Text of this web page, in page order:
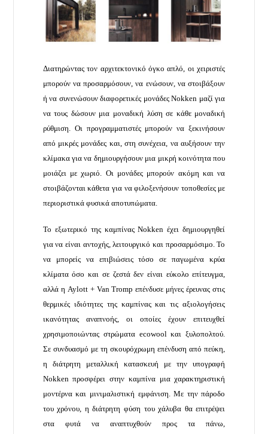
Διατηρώντας τον αρχιτεκτονικό όγκο απλό, οι χειριστές
μπορούν να προσαρμόσουν, να ενώσουν, να στοιβάξουν
ή να συνενώσουν διαφορετικές μονάδες Nokken μαζί για
να τους δώσουν μια μοναδική λύση σε κάθε μοναδική
ρύθμιση. Οι προγραμματιστές μπορούν να ξεκινήσουν
από μικρές μονάδες και, στη συνέχεια, να αυξήσουν την
κλίμακα για να δημιουργήσουν μια μικρή κοινότητα που
μοιάζει με χωριό. Οι μονάδες μπορούν ακόμη και να
στοιβάζονται κάθετα για να φιλοξενήσουν τοποθεσίες με
περιοριστικά φυσικά αποτυπώματα.
Το εξωτερικό της καμπίνας Nokken έχει δημιουργηθεί
για να είναι αντοχής, λειτουργικό και προσαρμόσιμο. Το
να μπορείς να επιβιώσεις τόσο σε παγωμένα κρύα
κλίματα όσο και σε ζεστά δεν είναι εύκολο επίτευγμα,
αλλά η Aylott + Van Tromp επένδυσε μήνες έρευνας στις
θερμικές ιδιότητες της καμπίνας και τις αξιολογήσεις
ικανότητας αναπνοής, οι οποίες έχουν επιτευχθεί
χρησιμοποιώντας στρώματα ecowool και ξυλοπολτού.
Σε συνδυασμό με τη σκουρόχρωμη επένδυση από πεύκη,
η διάτρητη μεταλλική κατασκευή με την υπογραφή
Nokken προσφέρει στην καμπίνα μια χαρακτηριστική
μοντέρνα και μινιμαλιστική εμφάνιση. Με την πάροδο
του χρόνου, η διάτρητη φύση του χάλυβα θα επιτρέψει
στα φυτά να αναπτυχθούν προς τα πάνω,